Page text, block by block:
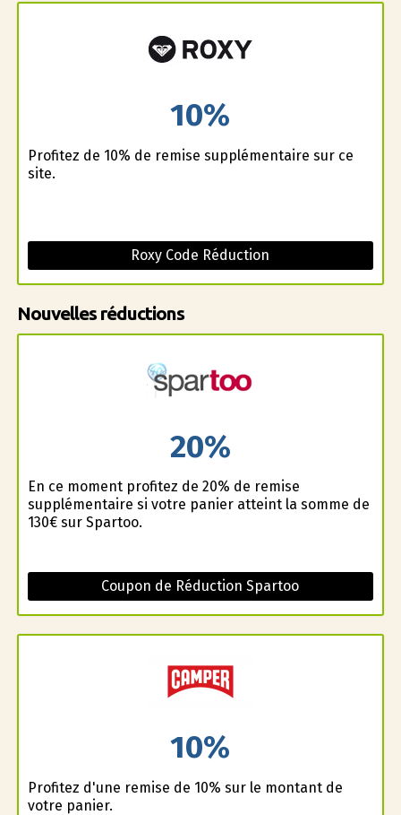
10%
Profitez de 10% de remise supplémentaire sur ce
site.
Roxy Code Réduction
Nouvelles réductions
20%
En ce moment profitez de 20% de remise
supplémentaire si votre panier atteint la somme de
130€ sur Spartoo.
Coupon de Réduction Spartoo
10%
Profitez d'une remise de 10% sur le montant de
votre panier.